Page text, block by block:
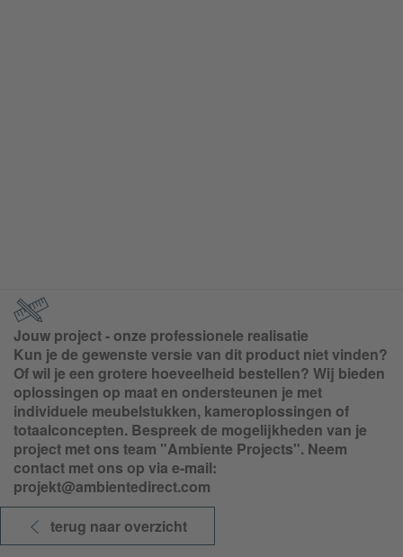
Jouw project - onze professionele realisatie
Kun je de gewenste versie van dit product niet vinden?
Of wil je een grotere hoeveelheid bestellen? Wij bieden
oplossingen op maat en ondersteunen je met
individuele meubelstukken, kameroplossingen of
totaalconcepten. Bespreek de mogelijkheden van je
project met ons team "Ambiente Projects". Neem
contact met ons op via e-mail:
projekt@ambientedirect.com
terug naar overzicht